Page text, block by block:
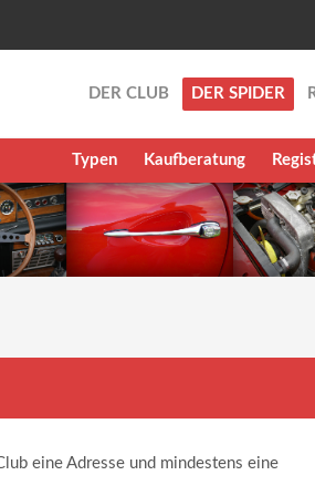
DER CLUB DER SPIDER
Typen Kaufberatung
eine Adresse und mindestens eine